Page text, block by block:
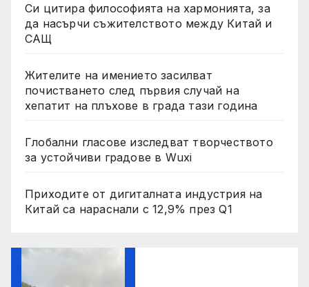
Си цитира философията на хармонията, за
да насърчи съжителството между Китай и
САЩ
Жителите на имението засилват
почистването след първия случай на
хепатит на плъхове в града тази година
Глобални гласове изследват творчеството
за устойчиви градове в Wuxi
Приходите от дигиталната индустрия на
Китай са нараснали с 12,9% през Q1